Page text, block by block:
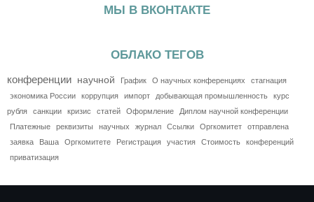
МЫ В ВКОНТАКТЕ
ОБЛАКО ТЕГОВ
конференции научной График О научных конференциях
стагнация
экономика России
коррупция импорт добывающая промышленность
курс
рубля
санкции кризис статей Оформление
Диплом научной конференции
Платежные
реквизиты научных журнал Ссылки Оргкомитет
отправлена
заявка
Ваша Оргкомитете Регистрация участия Стоимость
конференций
приватизация